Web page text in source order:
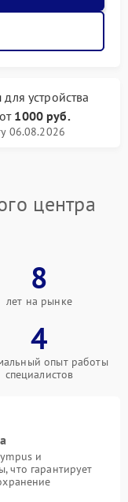
для устройства
1000 руб.
06.08.2026
центра
8
лет на рынке
4
опыт работы
специалистов
и
что гарантирует